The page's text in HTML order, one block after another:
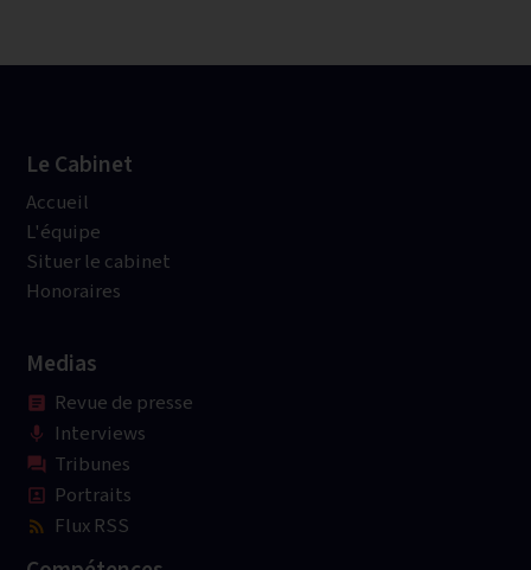
Le Cabinet
Accueil
L'équipe
Situer le cabinet
Honoraires
Medias
article Revue de presse
mic Interviews
question_answer Tribunes
portrait Portraits
rss_feed Flux RSS